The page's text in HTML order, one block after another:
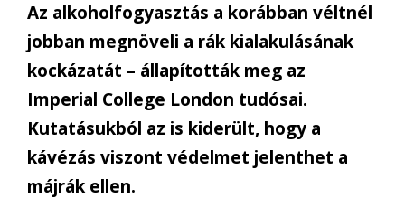
Az alkoholfogyasztás a korábban véltnél
jobban megnöveli a rák kialakulásának
kockázatát – állapították meg az
Imperial College London tudósai.
Kutatásukból az is kiderült, hogy a
kávézás viszont védelmet jelenthet a
májrák ellen.